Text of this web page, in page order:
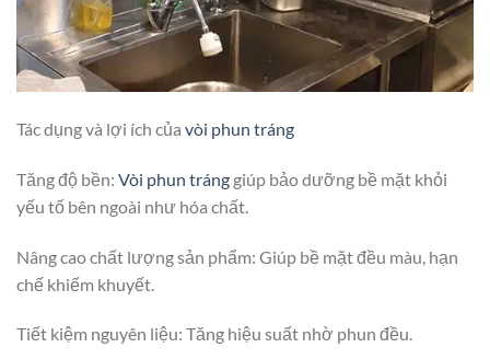
Tác dụng và lợi ích của vòi phun tráng
Tăng độ bền: Vòi phun tráng giúp bảo dưỡng bề mặt khỏi
yếu tố bên ngoài như hóa chất.
Nâng cao chất lượng sản phẩm: Giúp bề mặt đều màu, hạn
chế khiếm khuyết.
Tiết kiệm nguyên liệu: Tăng hiệu suất nhờ phun đều.